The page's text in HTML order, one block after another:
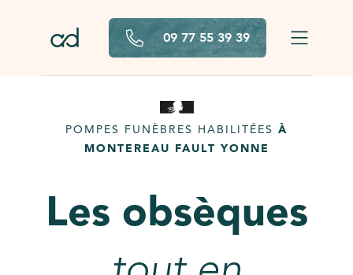
09 77 55 39 39
POMPES FUNÈBRES HABILITÉES À
MONTEREAU FAULT YONNE
Les obsèques